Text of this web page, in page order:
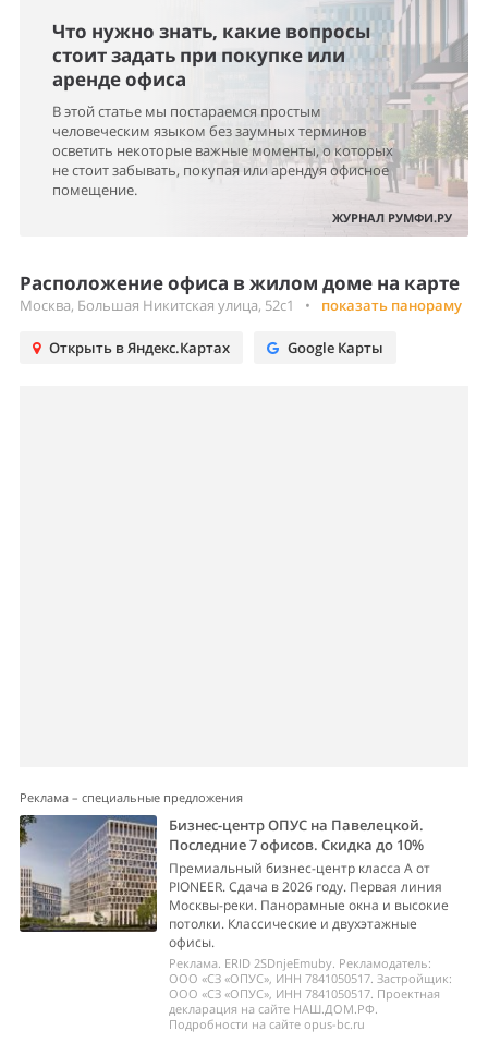
Что нужно знать, какие вопросы
стоит задать при покупке или
аренде офиса
В этой статье мы постараемся простым
человеческим языком без заумных терминов
осветить некоторые важные моменты, о которых
не стоит забывать, покупая или арендуя офисное
помещение.
ЖУРНАЛ РУМФИ.РУ
Расположение офиса в жилом доме на карте
Москва, Большая Никитская улица, 52с1 • показать панораму
Открыть в Яндекс.Картах Google Карты
Реклама – специальные предложения
Бизнес-центр ОПУС на Павелецкой.
Последние 7 офисов. Скидка до 10%
Премиальный бизнес-центр класса А от
PIONEER. Сдача в 2026 году. Первая линия
Москвы-реки. Панорамные окна и высокие
потолки. Классические и двухэтажные
офисы.
Реклама. ERID 2SDnjeEmuby. Рекламодатель:
ООО «СЗ «ОПУС», ИНН 7841050517. Застройщик:
ООО «СЗ «ОПУС», ИНН 7841050517. Проектная
декларация на сайте НАШ.ДОМ.РФ.
Подробности на сайте opus-bc.ru